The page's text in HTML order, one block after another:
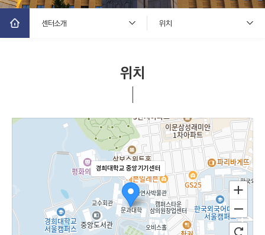
센터소개 위치
위치
경희대학교 중앙기기센터